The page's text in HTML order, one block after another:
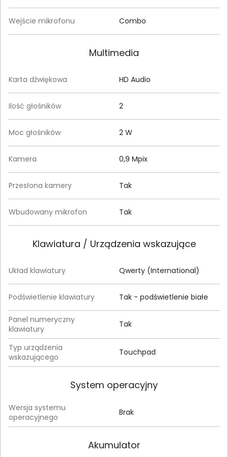
Wejście mikrofonu Combo
Multimedia
Karta dźwiękowa HD Audio
Ilość głośników 2
Moc głośników 2 W
Kamera 0,9 Mpix
Przesłona kamery Tak
Wbudowany mikrofon Tak
Klawiatura / Urządzenia wskazujące
Układ klawiatury Qwerty (International)
Podświetlenie klawiatury Tak - podświetlenie białe
Panel numeryczny
klawiatury
Tak
Typ urządzenia
wskazującego
Touchpad
System operacyjny
Wersja systemu
operacyjnego
Brak
Akumulator